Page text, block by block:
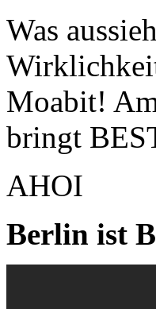
Was
Moabit!
bringt
AHOI
Berlin ist